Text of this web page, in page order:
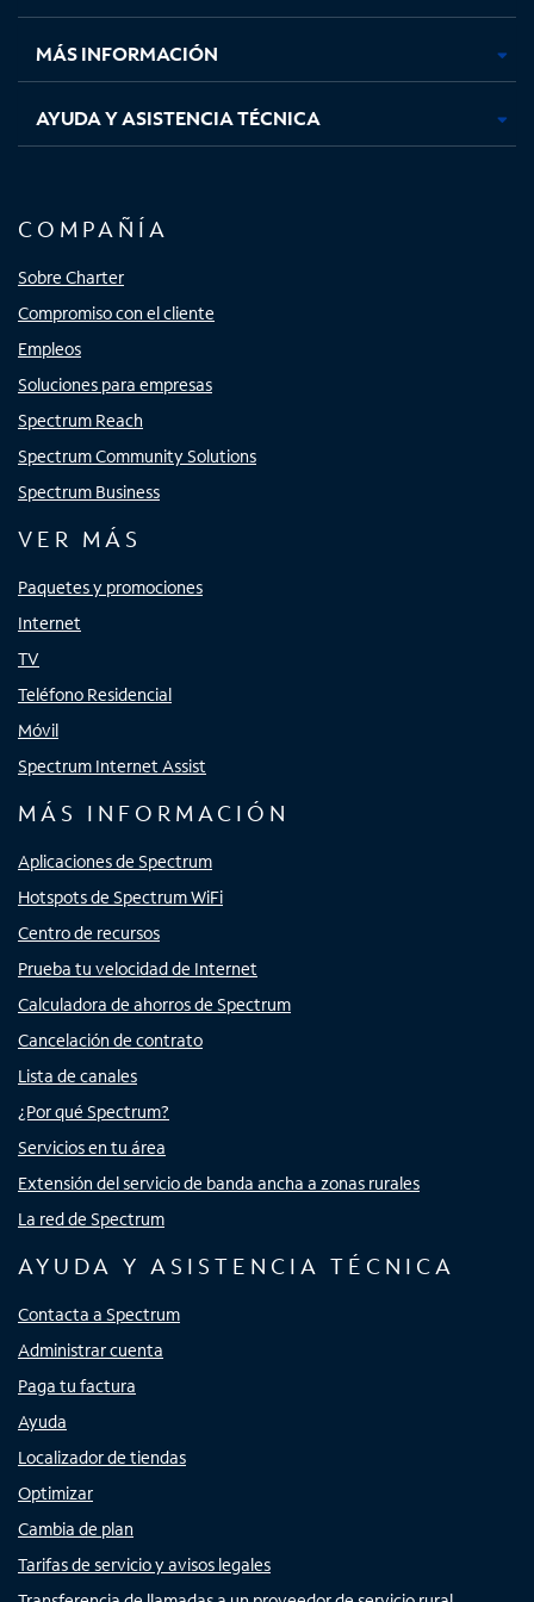
nuevanuevanuevanueva
MÁS INFORMACIÓN
AYUDA Y ASISTENCIA TÉCNICA
COMPAÑÍA
Sobre Charter
Compromiso con el cliente
Empleos
Soluciones para empresas
Spectrum Reach
Spectrum Community Solutions
Spectrum Business
VER MÁS
Paquetes y promociones
Internet
TV
Teléfono Residencial
Móvil
Spectrum Internet Assist
MÁS INFORMACIÓN
Aplicaciones de Spectrum
Hotspots de Spectrum WiFi
Centro de recursos
Prueba tu velocidad de Internet
Calculadora de ahorros de Spectrum
Cancelación de contrato
Lista de canales
¿Por qué Spectrum?
Servicios en tu área
Extensión del servicio de banda ancha a zonas rurales
La red de Spectrum
AYUDA Y ASISTENCIA TÉCNICA
Contacta a Spectrum
Administrar cuenta
Paga tu factura
Ayuda
Localizador de tiendas
Optimizar
Cambia de plan
Tarifas de servicio y avisos legales